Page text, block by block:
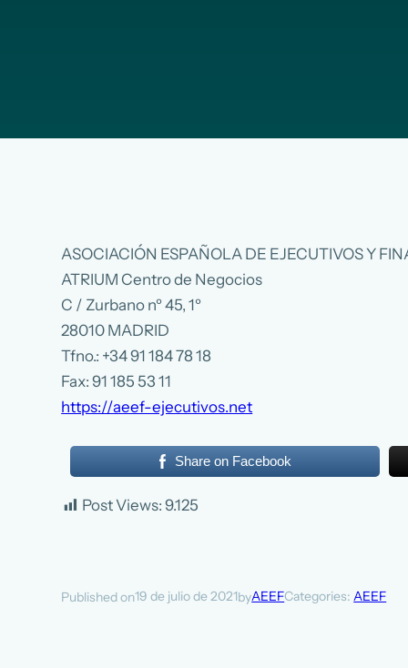
ASOCIACIÓN ESPAÑOLA DE EJECUTIVOS Y
ATRIUM Centro de Negocios
C / Zurbano nº 45, 1º
28010 MADRID
Tfno.: +34 91 184 78 18
Fax: 91 185 53 11
https://aeef-ejecutivos.net
Share on Facebook
Post Views: 9.125
Published on19 de julio de 2021byAEEFCategories:AEEF